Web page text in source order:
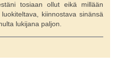
tosiaan ollut eikä millään
kiinnostava sinänsä
lukijana paljon.